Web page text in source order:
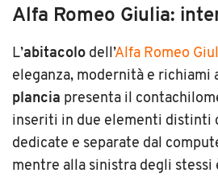
Alfa Romeo Giulia:
L’abitacolo dell’Alfa Romeo
eleganza, modernità e richiami
plancia presenta il
inseriti in due elementi distinti
dedicate e separate dal
mentre alla sinistra degli stessi